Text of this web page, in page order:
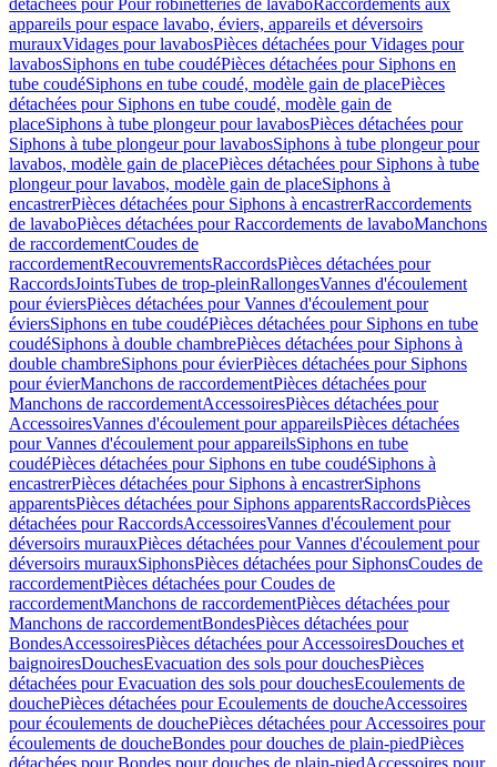
détachées pour Pour robinetteries de lavaboRaccordements aux
appareils pour espace lavabo, éviers, appareils et déversoirs
murauxVidages pour lavabosPièces détachées pour Vidages pour
lavabosSiphons en tube coudéPièces détachées pour Siphons en
tube coudéSiphons en tube coudé, modèle gain de placePièces
détachées pour Siphons en tube coudé, modèle gain de
placeSiphons à tube plongeur pour lavabosPièces détachées pour
Siphons à tube plongeur pour lavabosSiphons à tube plongeur pour
lavabos, modèle gain de placePièces détachées pour Siphons à tube
plongeur pour lavabos, modèle gain de placeSiphons à
encastrerPièces détachées pour Siphons à encastrerRaccordements
de lavaboPièces détachées pour Raccordements de lavaboManchons
de raccordementCoudes de
raccordementRecouvrementsRaccordsPièces détachées pour
RaccordsJointsTubes de trop-pleinRallongesVannes d'écoulement
pour éviersPièces détachées pour Vannes d'écoulement pour
éviersSiphons en tube coudéPièces détachées pour Siphons en tube
coudéSiphons à double chambrePièces détachées pour Siphons à
double chambreSiphons pour évierPièces détachées pour Siphons
pour évierManchons de raccordementPièces détachées pour
Manchons de raccordementAccessoiresPièces détachées pour
AccessoiresVannes d'écoulement pour appareilsPièces détachées
pour Vannes d'écoulement pour appareilsSiphons en tube
coudéPièces détachées pour Siphons en tube coudéSiphons à
encastrerPièces détachées pour Siphons à encastrerSiphons
apparentsPièces détachées pour Siphons apparentsRaccordsPièces
détachées pour RaccordsAccessoiresVannes d'écoulement pour
déversoirs murauxPièces détachées pour Vannes d'écoulement pour
déversoirs murauxSiphonsPièces détachées pour SiphonsCoudes de
raccordementPièces détachées pour Coudes de
raccordementManchons de raccordementPièces détachées pour
Manchons de raccordementBondesPièces détachées pour
BondesAccessoiresPièces détachées pour AccessoiresDouches et
baignoiresDouchesEvacuation des sols pour douchesPièces
détachées pour Evacuation des sols pour douchesEcoulements de
douchePièces détachées pour Ecoulements de doucheAccessoires
pour écoulements de douchePièces détachées pour Accessoires pour
écoulements de doucheBondes pour douches de plain-piedPièces
détachées pour Bondes pour douches de plain-piedAccessoires pour